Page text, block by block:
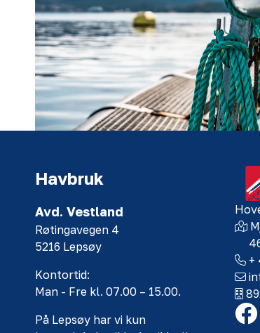
Havbruk
Avd. Vestland
Røtingavegen 4
5216 Lepsøy
Kontortid:
Man - Fre kl. 07.00 – 15.00.
På Lepsøy har vi kun
+